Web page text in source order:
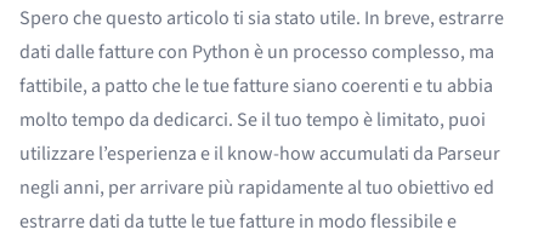
Spero che questo articolo ti sia stato utile. In breve, estrarre
dati dalle fatture con Python è un processo complesso, ma
fattibile, a patto che le tue fatture siano coerenti e tu abbia
molto tempo da dedicarci. Se il tuo tempo è limitato, puoi
utilizzare l’esperienza e il know-how accumulati da Parseur
negli anni, per arrivare più rapidamente al tuo obiettivo ed
estrarre dati da tutte le tue fatture in modo flessibile e